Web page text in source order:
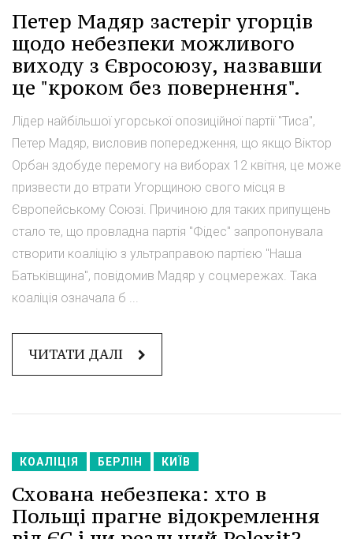
Петер Мадяр застеріг угорців
щодо небезпеки можливого
виходу з Євросоюзу, назвавши
це "кроком без повернення".
Лідер найбільшої угорської опозиційної партії "Тиса",
Петер Мадяр, висловив попередження, що якщо Віктор
Орбан здобуде перемогу на виборах 12 квітня, це може
призвести до втрати Угорщиною свого місця в
Європейському Союзі. Причиною для таких припущень
стало те, що провладна партія "Фідес" запропонувала
створити коаліцію з ультраправою партією "Наша
Батьківщина", повідомив Мадяр у соцмережах. Така
коаліція означала б ...
ЧИТАТИ ДАЛІ
КОАЛІЦІЯ БЕРЛІН КИЇВ
Схована небезпека: хто в
Польщі прагне відокремлення